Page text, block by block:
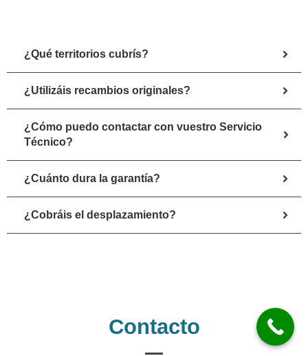
¿Qué territorios cubrís?
¿Utilizáis recambios originales?
¿Cómo puedo contactar con vuestro Servicio
Técnico?
¿Cuánto dura la garantía?
¿Cobráis el desplazamiento?
Contacto